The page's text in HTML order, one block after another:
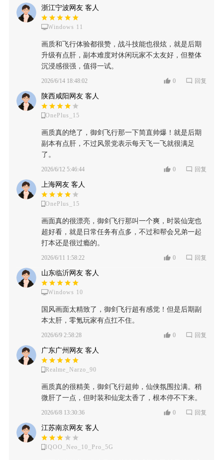
浙江宁波网友 客人
Windows 11
画质和飞行体验都很赞，战斗技能也很炫，就是后期
升级有点肝，副本难度对休闲玩家不太友好，但整体
沉浸感很强，值得一试。
2026/6/14 18:48:02 0 回复
陕西咸阳网友 客人
OnePlus_15
画质真的绝了，御剑飞行那一下简直帅爆！就是后期
副本有点肝，不过风景党表示每天飞一飞就很满足
了。
2026/6/12 5:46:44 0 回复
上海网友 客人
OnePlus_15
画面真的很漂亮，御剑飞行那叫一个爽，时装仙宠也
超好看，就是日常任务有点多，不过和帮会兄弟一起
打本还是很过瘾的。
2026/6/11 1:58:22 0 回复
山东临沂网友 客人
Windows 10
国风画面太精致了，御剑飞行超有感觉！但是后期副
本太肝，零氪玩家有点扛不住。
2026/6/9 2:58:28 0 回复
广东广州网友 客人
Realme_Narzo_90
画质真的很精美，御剑飞行超帅，仙侠氛围拉满。稍
微肝了一点，但时装和仙宠太香了，根本停不下来。
2026/6/8 13:30:36 0 回复
江苏南京网友 客人
IQOO_Neo_10_Pro_5G